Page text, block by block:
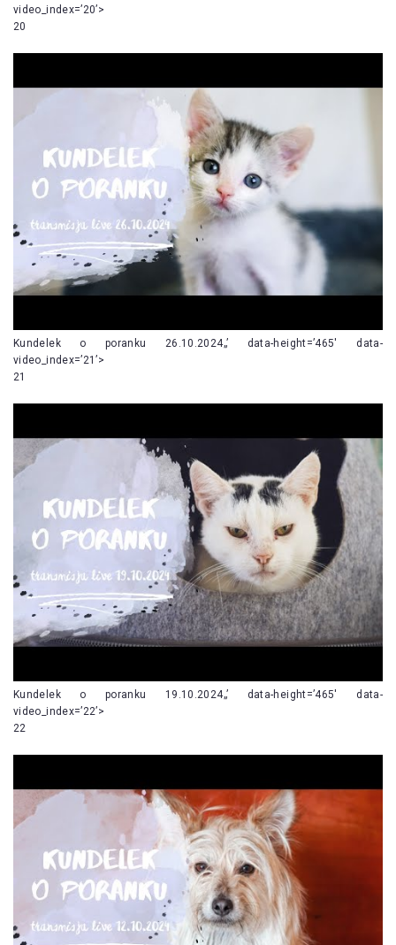
video_index=’20’>
20
Kundelek o poranku 26.10.2024„’ data-height=’465′ data-
video_index=’21’>
21
Kundelek o poranku 19.10.2024„’ data-height=’465′ data-
video_index=’22’>
22